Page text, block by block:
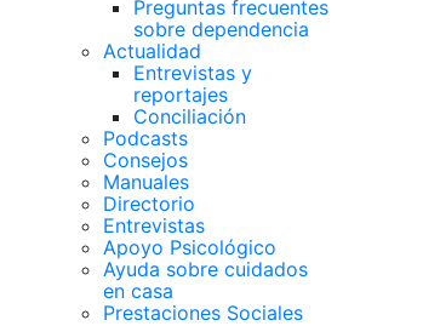
Preguntas frecuentes
sobre dependencia
Actualidad
Entrevistas y
reportajes
Conciliación
Podcasts
Consejos
Manuales
Directorio
Entrevistas
Apoyo Psicológico
Ayuda sobre cuidados
en casa
Prestaciones Sociales